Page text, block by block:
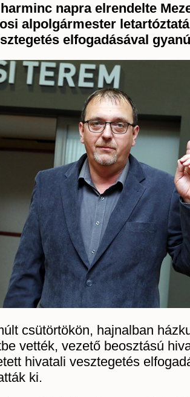
napra elrendelte
alpolgármester
elfogadásával
csütörtökön, hajnalban
vették, vezető beosztású
hivatali vesztegetés
ki.